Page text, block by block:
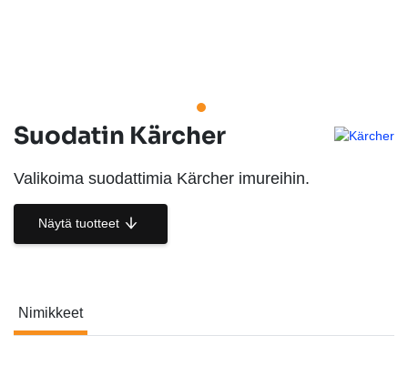
Suodatin Kärcher
Valikoima suodattimia Kärcher imureihin.
Näytä tuotteet
Nimikkeet